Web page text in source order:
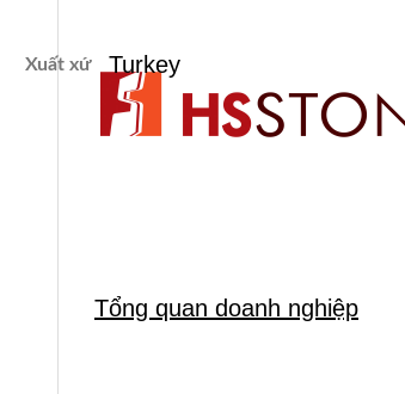
Tổng quan doanh nghiệp
Xuất xứ Turkey